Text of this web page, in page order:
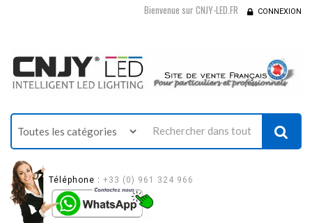
Bienvenue sur CNJY-LED.FR CONNEXION
Téléphone : +33 (0) 961 324 966